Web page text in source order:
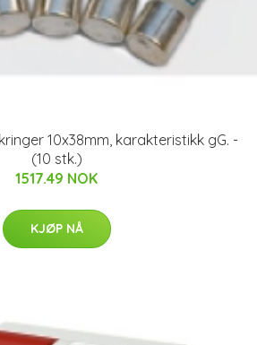
10x38mm, karakteristikk gG. -
(10 stk.)
1517.49 NOK
KJØP NÅ